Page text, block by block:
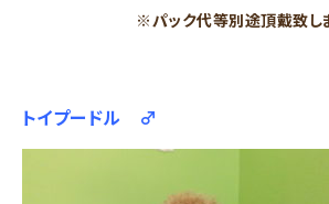
※パック代等別途頂戴致し
トイプードル ♂